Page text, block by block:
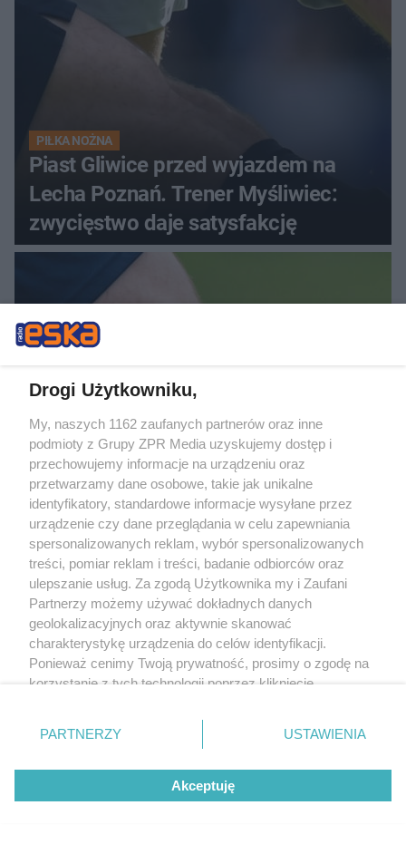
PIŁKA NOŻNA
Piast Gliwice przed wyjazdem na
Lecha Poznań. Trener Myśliwiec:
zwycięstwo daje satysfakcję
PIŁKA NOŻNA
Śląsk Wrocław - Cracovia. Kto
faworytem niedzielnego starcia?
ZOBACZ WIĘCEJ
Drogi Użytkowniku,
My, naszych 1162 zaufanych partnerów oraz inne
podmioty z Grupy ZPR Media uzyskujemy dostęp i
przechowujemy informacje na urządzeniu oraz
przetwarzamy dane osobowe, takie jak unikalne
identyfikatory, standardowe informacje wysyłane przez
urządzenie czy dane przeglądania w celu zapewniania
spersonalizowanych reklam, wybór spersonalizowanych
treści, pomiar reklam i treści, badanie odbiorców oraz
ulepszanie usług. Za zgodą Użytkownika my i Zaufani
Partnerzy możemy używać dokładnych danych
geolokalizacyjnych oraz aktywnie skanować
charakterystykę urządzenia do celów identyfikacji.
Ponieważ cenimy Twoją prywatność, prosimy o zgodę na
korzystanie z tych technologii poprzez kliknięcie
zmienić/wycofać klikając przycisk ustawień prywatności
znajdujący się w lewym dolnym rogu strony
rodzaje przetwarzania danych nie wymagają zgody
użytkownika, ale masz prawo sprzeciwić się takiemu
przetwarzaniu. Preferencje będą miały zastosowanie tylko
PARTNERZY USTAWIENIA
Akceptuję